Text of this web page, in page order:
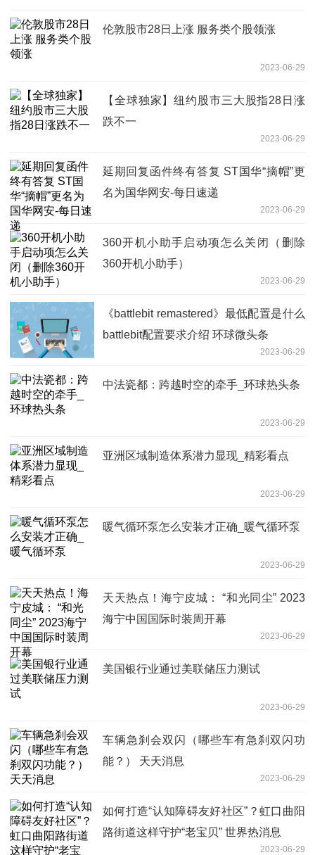
伦敦股市28日上涨 服务类个股领涨
2023-06-29
【全球独家】纽约股市三大股指28日涨
跌不一
2023-06-29
延期回复函件终有答复 ST国华“摘帽”更
名为国华网安-每日速递
2023-06-29
360开机小助手启动项怎么关闭（删除
360开机小助手）
2023-06-29
《battlebit remastered》最低配置是什么
battlebit配置要求介绍 环球微头条
2023-06-29
中法瓷都：跨越时空的牵手_环球热头条
2023-06-29
亚洲区域制造体系潜力显现_精彩看点
2023-06-29
暖气循环泵怎么安装才正确_暖气循环泵
2023-06-29
天天热点！海宁皮城： “和光同尘” 2023
海宁中国国际时装周开幕
2023-06-29
美国银行业通过美联储压力测试
2023-06-29
车辆急刹会双闪（哪些车有急刹双闪功
能？） 天天消息
2023-06-29
如何打造“认知障碍友好社区”？虹口曲阳
路街道这样守护“老宝贝” 世界热消息
2023-06-29